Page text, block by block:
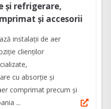
şi refrigerare,
şi accesorii
instalații de aer
clienților
cu absorţie şi
comprimat precum şi
...